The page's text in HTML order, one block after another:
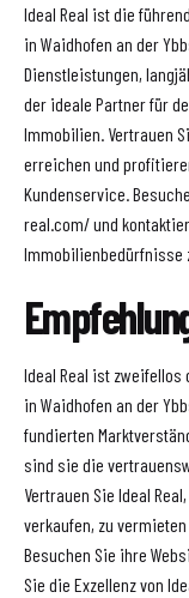
Ideal Real ist die
in Waidhofen an der
Dienstleistungen,
der ideale Partner für
Immobilien. Vertrauen
erreichen und
Kundenservice.
real.com/ und
Immobilienbedürfnisse
Ideal Real ist
in Waidhofen an der
fundierten
sind sie die
Vertrauen Sie Ideal
verkaufen, zu
Besuchen Sie ihre
Sie die Exzellenz von